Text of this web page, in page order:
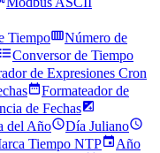
Tiempo
Número de
Conversor de Tiempo
de Expresiones Cron
Formateador de
de Fechas
del Año
Día Juliano
Tiempo NTP
Año